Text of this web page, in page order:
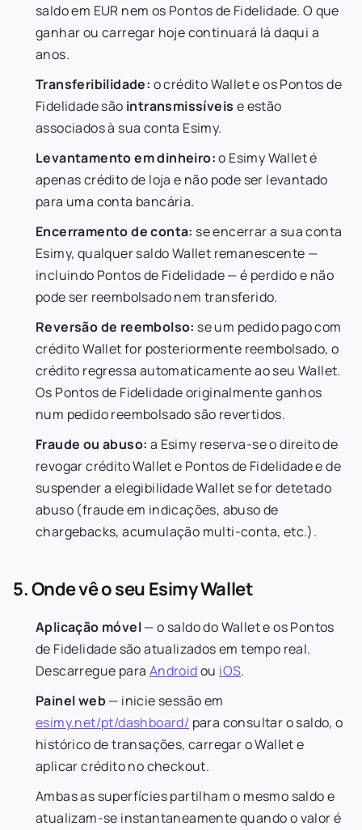
saldo em EUR nem os Pontos de Fidelidade. O que
ganhar ou carregar hoje continuará lá daqui a
anos.
Transferibilidade: o crédito Wallet e os Pontos de
Fidelidade são intransmissíveis e estão
associados à sua conta Esimy.
Levantamento em dinheiro:o Esimy Wallet é
apenas crédito de loja e não pode ser levantado
para uma conta bancária.
Encerramento de conta: se encerrar a sua conta
Esimy, qualquer saldo Wallet remanescente —
incluindo Pontos de Fidelidade — é perdido e não
pode ser reembolsado nem transferido.
Reversão de reembolso: se um pedido pago com
crédito Wallet for posteriormente reembolsado, o
crédito regressa automaticamente ao seu Wallet.
Os Pontos de Fidelidade originalmente ganhos
num pedido reembolsado são revertidos.
Fraude ou abuso: a Esimy reserva-se o direito de
revogar crédito Wallet e Pontos de Fidelidade e de
suspender a elegibilidade Wallet se for detetado
abuso (fraude em indicações, abuso de
chargebacks, acumulação multi-conta, etc.).
5. Onde vê o seu Esimy Wallet
Aplicação móvel— o saldo do Wallet e os Pontos
de Fidelidade são atualizados em tempo real.
Descarregue para Androidou iOS.
Painel web— inicie sessão em
esimy.net/pt/dashboard/ para consultar o saldo, o
histórico de transações, carregar o Wallet e
aplicar crédito no checkout.
Ambas as superfícies partilham o mesmo saldo e
atualizam-se instantaneamente quando o valor é